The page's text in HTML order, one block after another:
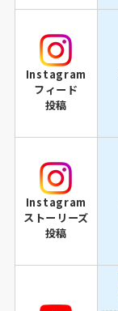
Instagram
フィード
投稿
Instagram
ストーリーズ
投稿